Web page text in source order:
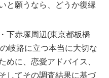
と願うなら、どうか復縁
下赤塚周辺(東京都板橋
岐路に立つ本当に大切な
めに、恋愛アドバイス、
してその調査結果に基づ